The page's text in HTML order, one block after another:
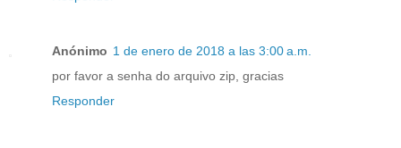
Anónimo 1 de enero de 2018 a las 3:00 a.m.
por favor a senha do arquivo zip, gracias
Responder